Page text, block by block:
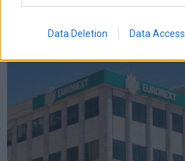
Data Deletion Data Access
LATEST FROM BLOG